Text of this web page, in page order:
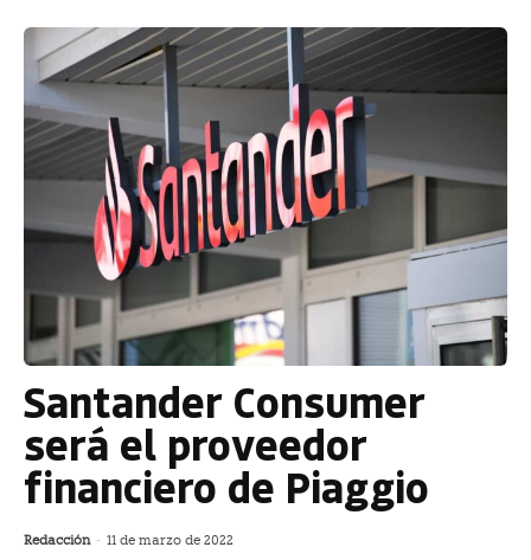
Santander Consumer
será el proveedor
financiero de Piaggio
Redacción - 11 de marzo de 2022